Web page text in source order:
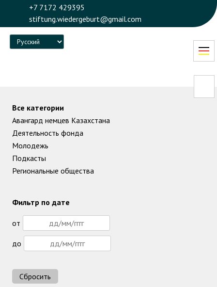
+7 7172 429395
stiftung.wiedergeburt@gmail.com
Language
Все категории
Авангард немцев Казахстана
Деятельность фонда
Молодежь
Подкасты
Региональные общества
Фильтр по дате
от
до
Сбросить